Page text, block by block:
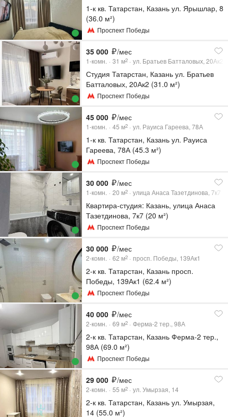
1-к кв. Татарстан, Казань ул. Ярышлар, 8
(36.0 м²)
Проспект Победы
35 000 /мес
1-комн. 31 м2 ул. Братьев Батталовых, 20Ак2
Студия Татарстан, Казань ул. Братьев
Батталовых, 20Ак2 (31.0 м²)
Проспект Победы
45 000 /мес
1-комн. 45 м2 ул. Рауиса Гареева, 78А
1-к кв. Татарстан, Казань ул. Рауиса
Гареева, 78А (45.3 м²)
Проспект Победы
30 000 /мес
1-комн. 20 м2 улица Анаса Тазетдинова, 7к7
Квартира-студия: Казань, улица Анаса
Тазетдинова, 7к7 (20 м²)
Проспект Победы
30 000 /мес
2-комн. 62 м2 просп. Победы, 139Ак1
2-к кв. Татарстан, Казань просп.
Победы, 139Ак1 (62.4 м²)
Проспект Победы
40 000 /мес
2-комн. 69 м2 Ферма-2 тер., 98А
2-к кв. Татарстан, Казань Ферма-2 тер.,
98А (69.0 м²)
Проспект Победы
29 000 /мес
2-комн. 55 м2 ул. Умырзая, 14
2-к кв. Татарстан, Казань ул. Умырзая,
14 (55.0 м²)